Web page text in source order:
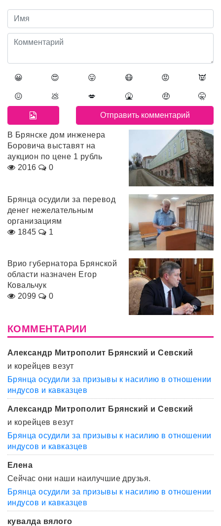
😀 😍 😛 😷 😡 👿
😖 💩 💋 🤮 🤑 🤫
В Брянске дом инженера
Боровича выставят на
аукцион по цене 1 рубль
2016
0
Брянца осудили за перевод
денег нежелательным
организациям
1845
1
Врио губернатора Брянской
области назначен Егор
Ковальчук
2099
0
КОММЕНТАРИИ
Александр Митрополит Брянский и Севский
и корейцев везут
Брянца осудили за призывы к насилию в отношении
индусов и кавказцев
Александр Митрополит Брянский и Севский
и корейцев везут
Брянца осудили за призывы к насилию в отношении
индусов и кавказцев
Елена
Сейчас они наши наилучшие друзья.
Брянца осудили за призывы к насилию в отношении
индусов и кавказцев
кувалда вялого